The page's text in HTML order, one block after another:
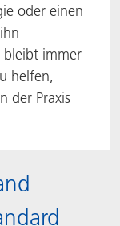
oder einen
bleibt immer
helfen,
der Praxis